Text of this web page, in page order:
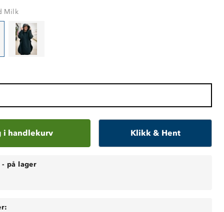
Milk
i handlekurv Klikk & Hent
- på lager